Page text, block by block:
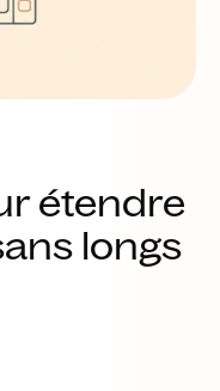
étendre
longs